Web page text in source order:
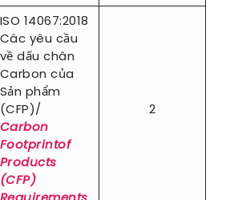
ISO 14067:2018
Các yêu cầu
về dấu chân
Carbon của
Sản phẩm
(CFP)/
Carbon
Footprintof
Products
(CFP)
2